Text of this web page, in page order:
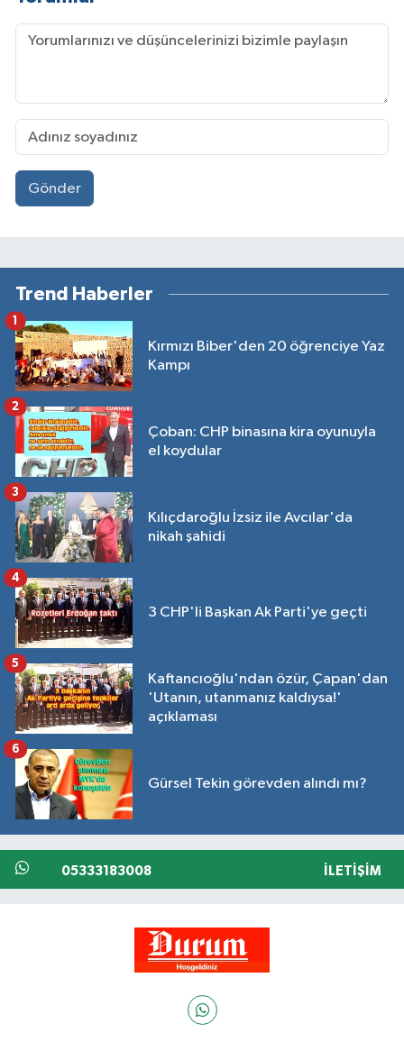
Gönder
Trend Haberler
Kırmızı Biber'den 20 öğrenciye Yaz
Kampı
1
Çoban: CHP binasına kira oyunuyla
el koydular
2
Kılıçdaroğlu İzsiz ile Avcılar'da
nikah şahidi
3
3 CHP'li Başkan Ak Parti'ye geçti
4
Kaftancıoğlu'ndan özür, Çapan'dan
'Utanın, utanmanız kaldıysa!'
açıklaması
5
Gürsel Tekin görevden alındı mı?
6
05333183008 İLETIŞIM